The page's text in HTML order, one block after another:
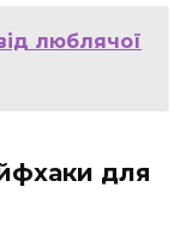
люблячої
для